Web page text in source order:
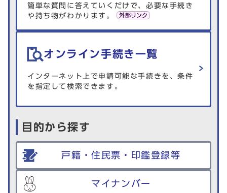
簡単な質問に答えていくだけで、必要な手続き
や持ち物がわかります。
オンライン手続き一覧
インターネット上で申請可能な手続きを、条件
を指定して検索できます。
目的から探す
戸籍・住民票・印鑑登録等
マイナンバー